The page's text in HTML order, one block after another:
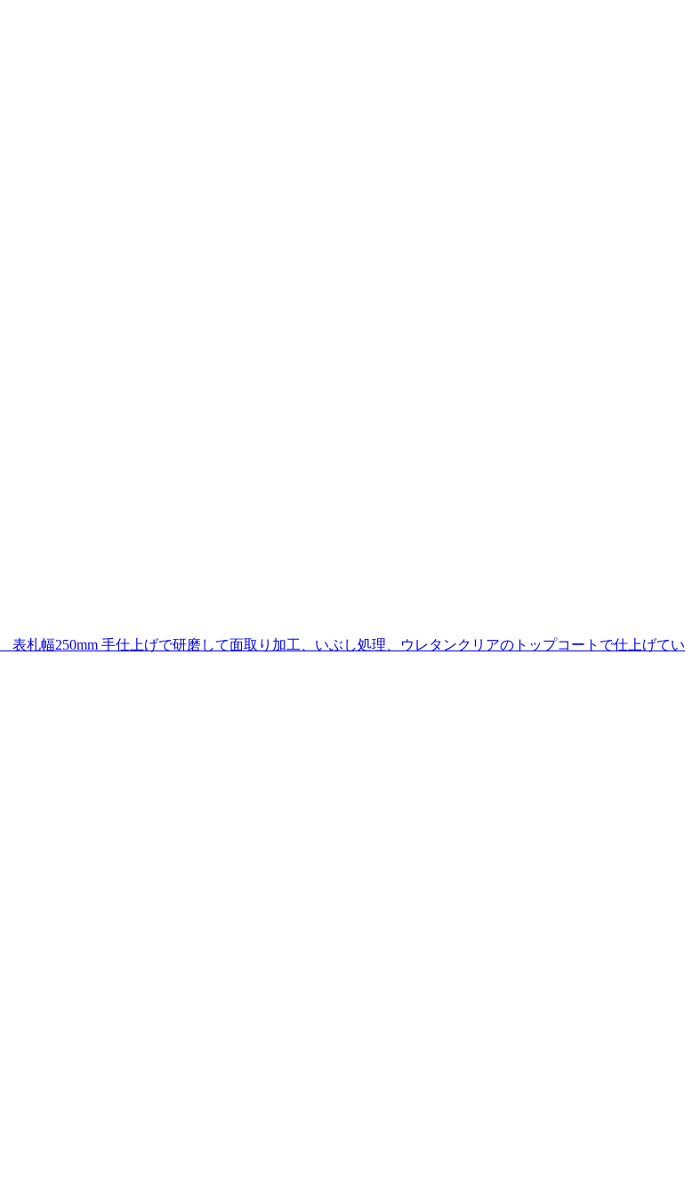
札幅250mm 手仕上げで研磨して面取り加工、いぶし処理、ウレタンクリアのトップコートで仕上げてい